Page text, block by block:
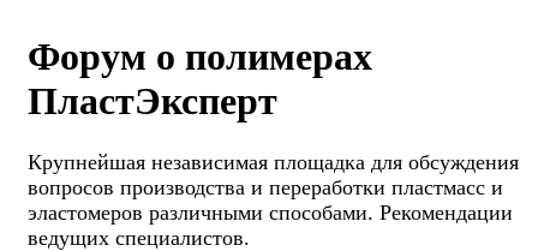
Форум о полимерах
ПластЭксперт
Крупнейшая независимая площадка для обсуждения
вопросов производства и переработки пластмасс и
эластомеров различными способами. Рекомендации
ведущих специалистов.